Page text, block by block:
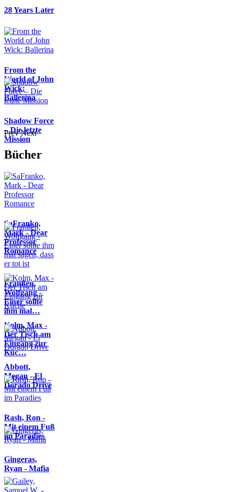
28 Years Later
From the
World of John
Wick:
Ballerina
Shadow Force
– Die letzte
Mission
Prev Next
Bücher
SaFranko,
Mark - Dear
Professor
Romance
Franßen,
Wolfgang -
Einer sollte
ihm mal…
Kolm, Max -
Der Tisch am
Eingang zur
Küc…
Abbott,
Megan - El
Dorado Drive
Rash, Ron -
Mit einem Fuß
im Paradies
Gingeras,
Ryan - Mafia